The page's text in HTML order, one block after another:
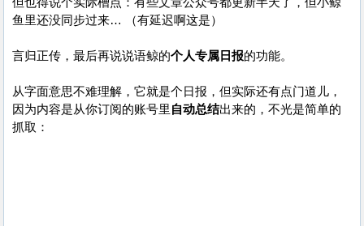
鱼里还没同步过来… （有延迟啊这是）
言归正传，最后再说说语鲸的个人专属日报的功能。
从字面意思不难理解，它就是个日报，但实际还有点门道儿，
因为内容是从你订阅的账号里 自动总结出来的，不光是简单的
抓取：